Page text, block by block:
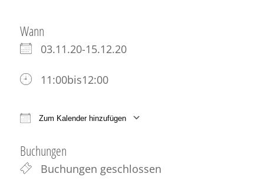
Wann
03.11.20-15.12.20
11:00bis12:00
Zum Kalender hinzufügen
Buchungen
Buchungen geschlossen